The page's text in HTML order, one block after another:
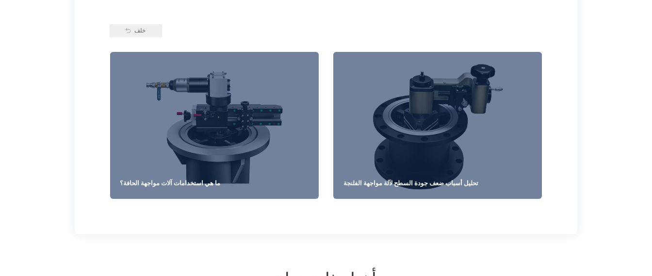
خلف
ما هي استخدامات آلات مواجهة الحافة؟ تحليل أسباب ضعف جودة السطح لآلة مواجهة الفلنجة